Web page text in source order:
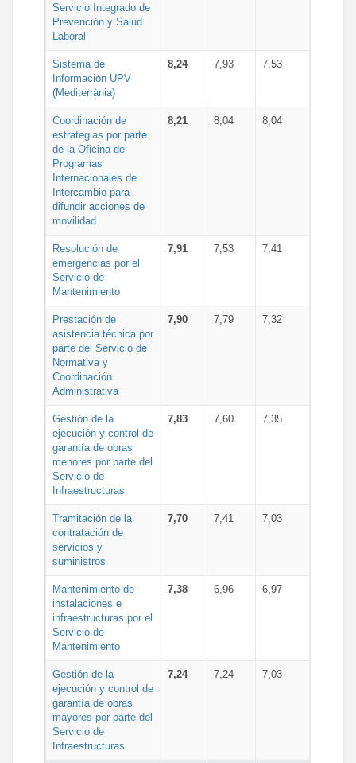
Servicio Integrado de
Prevención y Salud
Laboral
Sistema de
Información UPV
(Mediterrània)
8,24 7,93 7,53
Coordinación de
estrategias por parte
de la Oficina de
Programas
Internacionales de
Intercambio para
difundir acciones de
movilidad
8,21 8,04 8,04
Resolución de
emergencias por el
Servicio de
Mantenimiento
7,91 7,53 7,41
Prestación de
asistencia técnica por
parte del Servicio de
Normativa y
Coordinación
Administrativa
7,90 7,79 7,32
Gestión de la
ejecución y control de
garantía de obras
menores por parte del
Servicio de
Infraestructuras
7,83 7,60 7,35
Tramitación de la
contratación de
servicios y
suministros
7,70 7,41 7,03
Mantenimiento de
instalaciones e
infraestructuras por el
Servicio de
Mantenimiento
7,38 6,96 6,97
Gestión de la
ejecución y control de
garantía de obras
mayores por parte del
Servicio de
Infraestructuras
7,24 7,24 7,03